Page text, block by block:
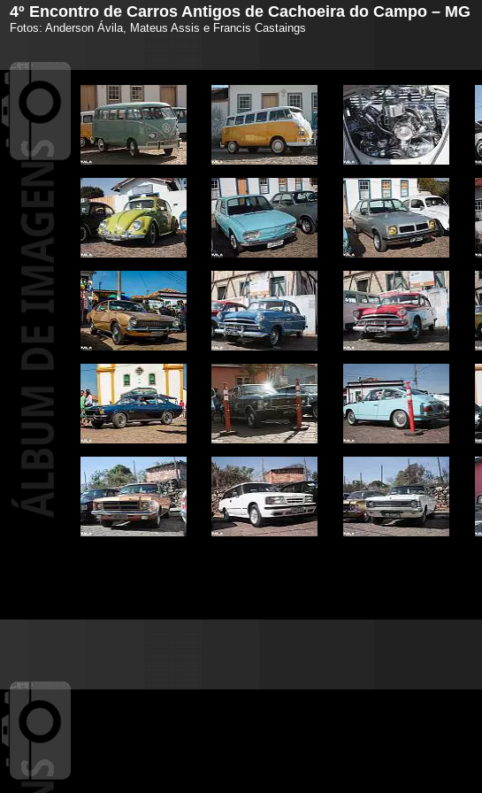
4º Encontro de Carros Antigos de Cachoeira do Campo – MG
Fotos: Anderson Ávila, Mateus Assis e Francis Castaings